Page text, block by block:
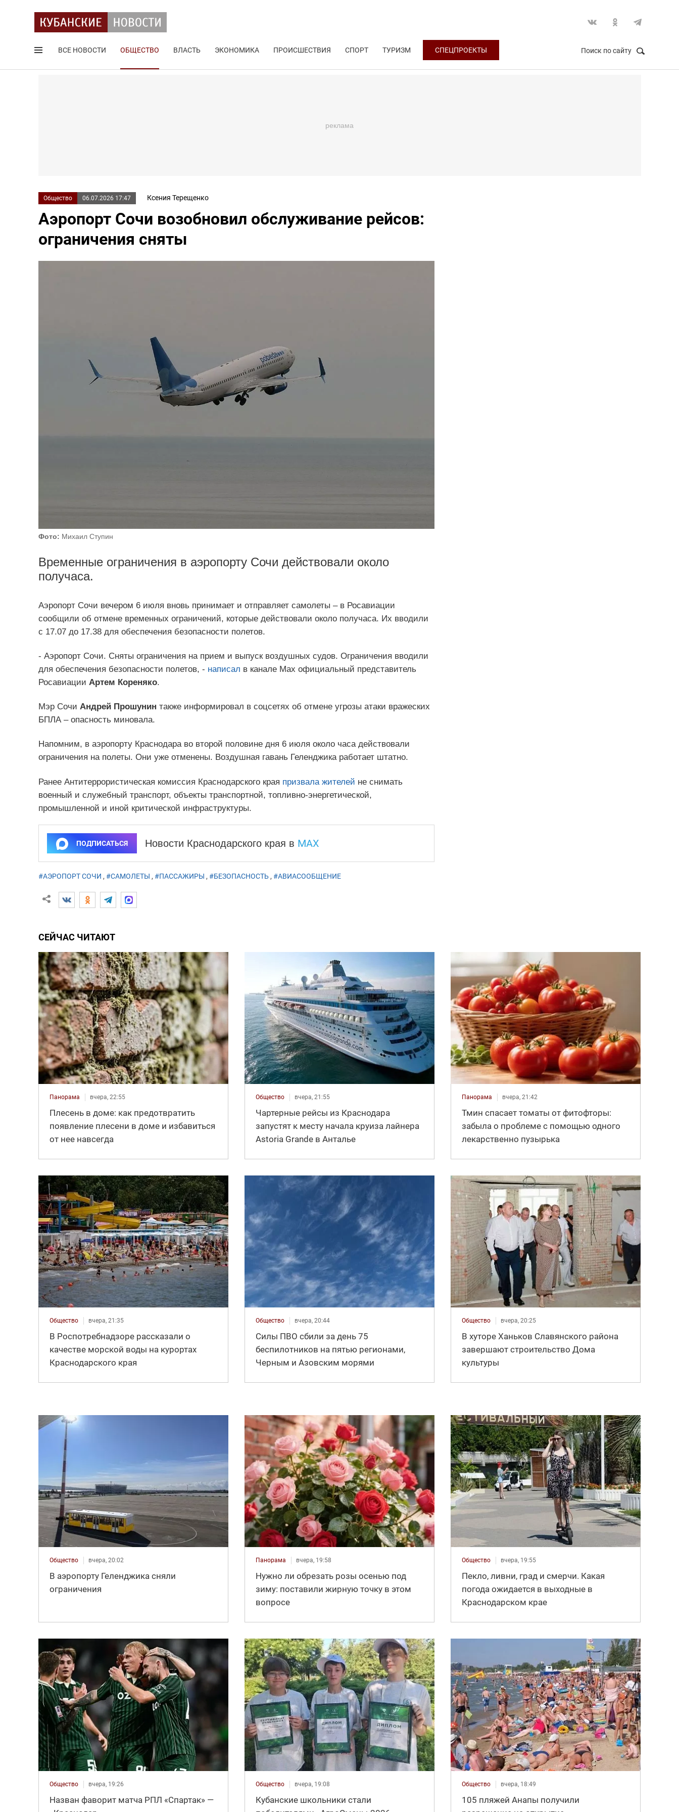
ВСЕ НОВОСТИ ОБЩЕСТВО ВЛАСТЬ ЭКОНОМИКА ПРОИСШЕСТВИЯ СПОРТ ТУРИЗМ СПЕЦПРОЕКТЫ Поиск по сайту
Общество 06.07.2026 17:47 Ксения Терещенко
Аэропорт Сочи возобновил обслуживание рейсов:
ограничения сняты
Фото: Михаил Ступин
Временные ограничения в аэропорту Сочи действовали около
получаса.
Аэропорт Сочи вечером 6 июля вновь принимает и отправляет самолеты – в Росавиации
сообщили об отмене временных ограничений, которые действовали около получаса. Их вводили
с 17.07 до 17.38 для обеспечения безопасности полетов.
- Аэропорт Сочи. Сняты ограничения на прием и выпуск воздушных судов. Ограничения вводили
для обеспечения безопасности полетов, - написал в канале Мах официальный представитель
Росавиации Артем Кореняко.
Мэр Сочи Андрей Прошунин также информировал в соцсетях об отмене угрозы атаки вражеских
БПЛА – опасность миновала.
Напомним, в аэропорту Краснодара во второй половине дня 6 июля около часа действовали
ограничения на полеты. Они уже отменены. Воздушная гавань Геленджика работает штатно.
Ранее Антитеррористическая комиссия Краснодарского края призвала жителей не снимать
военный и служебный транспорт, объекты транспортной, топливно-энергетической,
промышленной и иной критической инфраструктуры.
ПОДПИСАТЬСЯ Новости Краснодарского края в MAX
#АЭРОПОРТ СОЧИ , #САМОЛЕТЫ , #ПАССАЖИРЫ , #БЕЗОПАСНОСТЬ, #АВИАСООБЩЕНИЕ
СЕЙЧАС ЧИТАЮТ
Панорама вчера, 22:55
Плесень в доме: как предотвратить
появление плесени в доме и избавиться
от нее навсегда
Общество вчера, 21:55
Чартерные рейсы из Краснодара
запустят к месту начала круиза лайнера
Astoria Grande в Анталье
Панорама вчера, 21:42
Тмин спасает томаты от фитофторы:
забыла о проблеме с помощью одного
лекарственно пузырька
Общество вчера, 21:35
В Роспотребнадзоре рассказали о
качестве морской воды на курортах
Краснодарского края
Общество вчера, 20:44
Силы ПВО сбили за день 75
беспилотников на пятью регионами,
Черным и Азовским морями
Общество вчера, 20:25
В хуторе Ханьков Славянского района
завершают строительство Дома
культуры
Общество вчера, 20:02
В аэропорту Геленджика сняли
ограничения
Панорама вчера, 19:58
Нужно ли обрезать розы осенью под
зиму: поставили жирную точку в этом
вопросе
Общество вчера, 19:55
Пекло, ливни, град и смерчи. Какая
погода ожидается в выходные в
Краснодарском крае
Общество вчера, 19:26
Назван фаворит матча РПЛ «Спартак» —
Общество вчера, 19:08
Кубанские школьники стали
Общество вчера, 18:49
105 пляжей Анапы получили